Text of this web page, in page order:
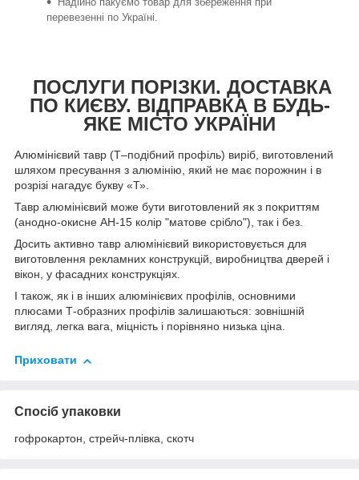
перевезенні по Україні.
ПОСЛУГИ ПОРІЗКИ. ДОСТАВКА
ПО КИЄВУ. ВІДПРАВКА В БУДЬ-
ЯКЕ МІСТО УКРАЇНИ
Алюмінієвий тавр (Т–подібний профіль) виріб, виготовлений
шляхом пресування з алюмінію, який не має порожнин і в
розрізі нагадує букву «Т».
Тавр алюмінієвий може бути виготовлений як з покриттям
(анодно-окисне АН-15 колір "матове срібло"), так і без.
Досить активно тавр алюмінієвий використовується для
виготовлення рекламних конструкцій, виробництва дверей і
вікон, у фасадних конструкціях.
І також, як і в інших алюмінієвих профілів, основними
плюсами Т-образних профілів залишаються: зовнішній
вигляд, легка вага, міцність і порівняно низька ціна.
Приховати
Спосіб упаковки
гофрокартон, стрейч-плівка, скотч